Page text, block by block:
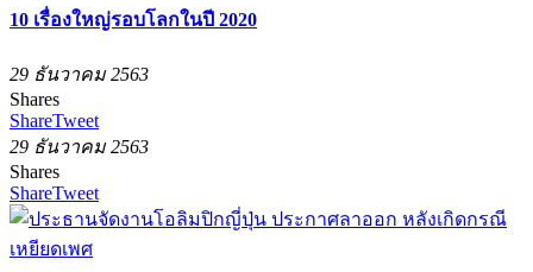
10 เรื่องใหญ่รอบโลกในปี 2020
29 ธันวาคม 2563
Shares
ShareTweet
29 ธันวาคม 2563
Shares
ShareTweet